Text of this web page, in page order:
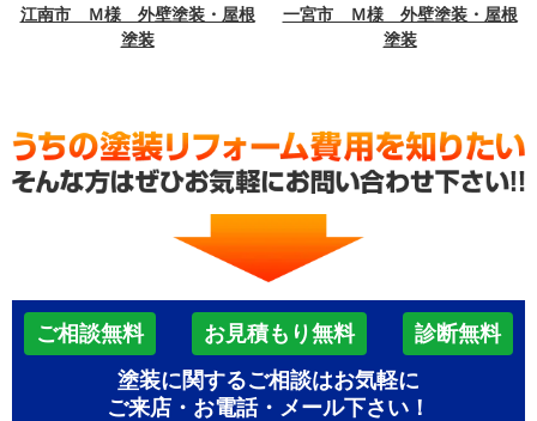
江南市 Ｍ様 外壁塗装・屋根
塗装
一宮市 Ｍ様 外壁塗装・屋根
塗装
ご相談無料 お見積もり無料
診断無料
塗装に関するご相談はお気軽に
ご来店・お電話・メール下さい！